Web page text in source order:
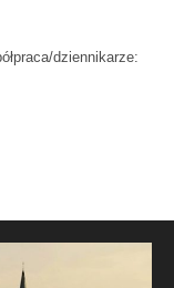
dziennikarze: